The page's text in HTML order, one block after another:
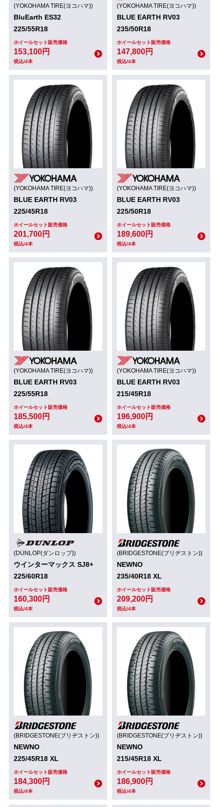
(YOKOHAMA TIRE(ヨコハマ))
BluEarth ES32
225/55R18
ホイールセット販売価格
153,100円
税込/4本
(YOKOHAMA TIRE(ヨコハマ))
BLUE EARTH RV03
235/50R18
ホイールセット販売価格
147,800円
税込/4本
(YOKOHAMA TIRE(ヨコハマ))
BLUE EARTH RV03
225/45R18
ホイールセット販売価格
201,700円
税込/4本
(YOKOHAMA TIRE(ヨコハマ))
BLUE EARTH RV03
225/50R18
ホイールセット販売価格
189,600円
税込/4本
(YOKOHAMA TIRE(ヨコハマ))
BLUE EARTH RV03
225/55R18
ホイールセット販売価格
185,500円
税込/4本
(YOKOHAMA TIRE(ヨコハマ))
BLUE EARTH RV03
215/45R18
ホイールセット販売価格
196,900円
税込/4本
(DUNLOP(ダンロップ))
ウインターマックス SJ8+
225/60R18
ホイールセット販売価格
160,300円
税込/4本
(BRIDGESTONE(ブリヂストン))
NEWNO
235/40R18 XL
ホイールセット販売価格
209,200円
税込/4本
(BRIDGESTONE(ブリヂストン))
NEWNO
225/45R18 XL
ホイールセット販売価格
184,300円
税込/4本
(BRIDGESTONE(ブリヂストン))
NEWNO
215/45R18 XL
ホイールセット販売価格
186,900円
税込/4本